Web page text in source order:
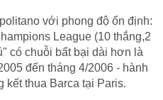
với phong độ ổn định:
League (10 thắng,2
có chuỗi bất bại dài hơn là
đến tháng 4/2006 - hành
kết thua Barca tại Paris.